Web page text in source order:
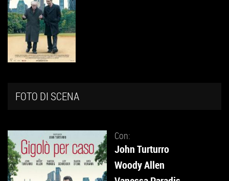
FOTO DI SCENA
Con:
John Turturro
Woody Allen